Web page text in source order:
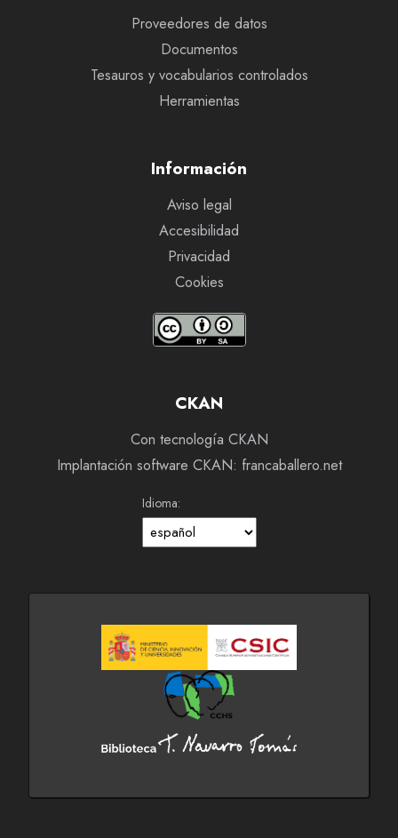
Proveedores de datos
Documentos
Tesauros y vocabularios controlados
Herramientas
Información
Aviso legal
Accesibilidad
Privacidad
Cookies
CKAN
Con tecnología CKAN
Implantación software CKAN: francaballero.net
Idioma